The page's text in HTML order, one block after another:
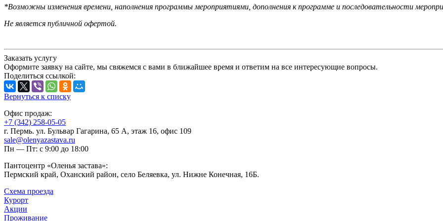
*Возможны изменения времени, наполнения программы мероприятиями, дополнения к программе и последовательности
Не является публичной офертой.
Заказать услугу
Оформите заявку на сайте, мы свяжемся с вами в ближайшее время и ответим на все интересующие вопросы.
Поделиться ссылкой:
Вернуться к списку
Офис продаж:
+7 (342) 258-05-05
г. Пермь. ул. Бульвар Гагарина, 65 А, этаж 16, офис 109
sale@olenyazastava.ru
Пн — Пт: с 9:00 до 18:00
Пантоцентр «Оленья застава»:
Пермский край, Оханский район, село Беляевка, ул. Нижне Конечная, 16Б.
Схема проезда
Курорт
Акции
Проживание